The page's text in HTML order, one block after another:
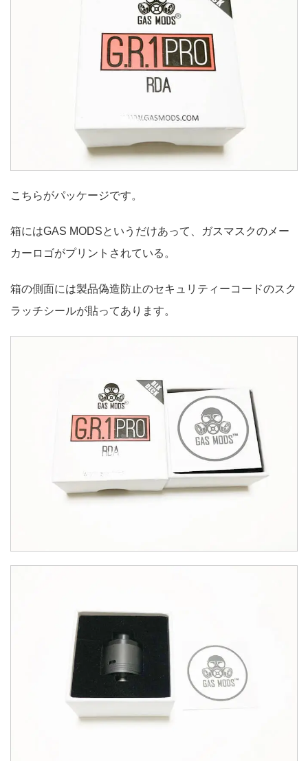
こちらがパッケージです。
箱にはGAS MODSというだけあって、ガスマスクのメー
カーロゴがプリントされている。
箱の側面には製品偽造防止のセキュリティーコードのスク
ラッチシールが貼ってあります。